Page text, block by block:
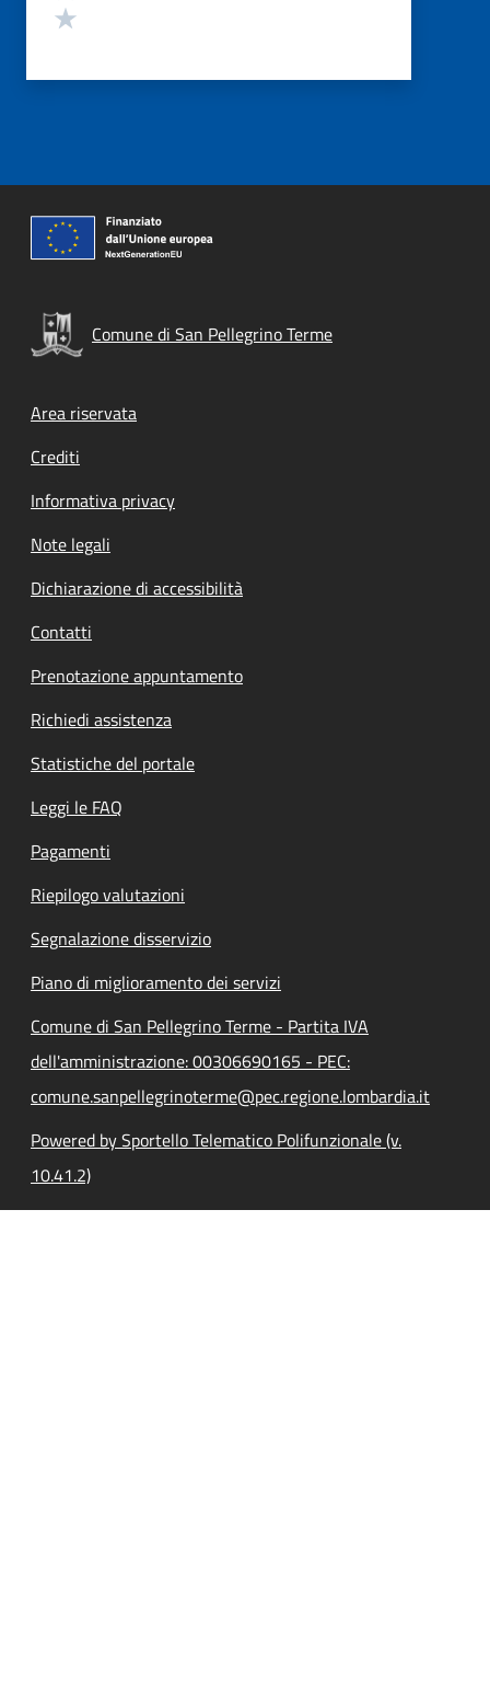
Comune di San Pellegrino Terme
Footer menu
Area riservata
Crediti
Informativa privacy
Note legali
Dichiarazione di accessibilità
Contatti
Prenotazione appuntamento
Richiedi assistenza
Statistiche del portale
Leggi le FAQ
Pagamenti
Riepilogo valutazioni
Segnalazione disservizio
Piano di miglioramento dei servizi
Comune di San Pellegrino Terme - Partita IVA
dell'amministrazione: 00306690165 - PEC:
comune.sanpellegrinoterme@pec.regione.lombardia.it
Powered by Sportello Telematico Polifunzionale (v.
10.41.2)